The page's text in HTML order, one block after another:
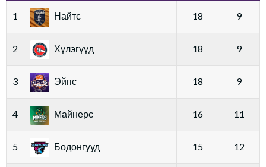
1 Найтс 18 9
2 Хүлэгүүд 18 9
3 Эйпс 18 9
4 Майнерс 16 11
5 Бодонгууд 15 12